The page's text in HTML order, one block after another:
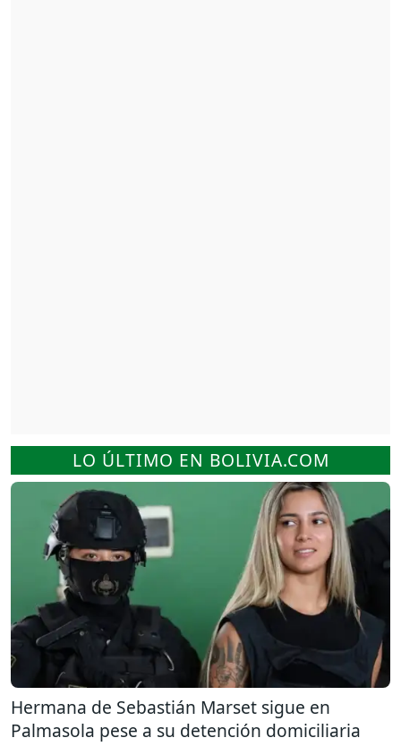
LO ÚLTIMO EN BOLIVIA.COM
Hermana de Sebastián Marset sigue en
Palmasola pese a su detención domiciliaria